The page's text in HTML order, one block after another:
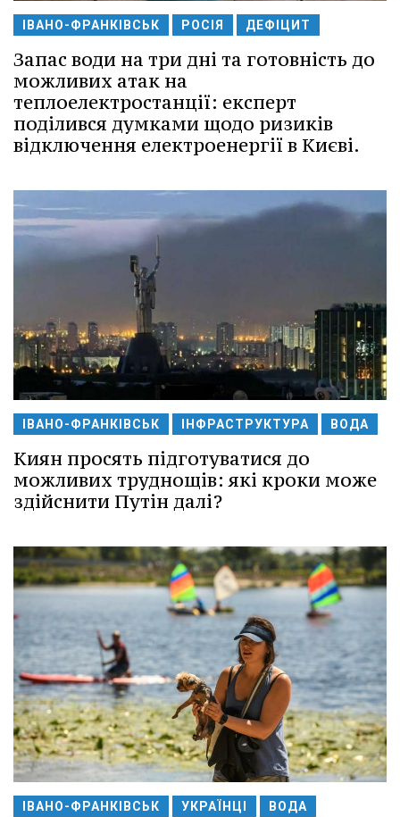
ІВАНО-ФРАНКІВСЬК РОСІЯ ДЕФІЦИТ
Запас води на три дні та готовність до
можливих атак на
теплоелектростанції: експерт
поділився думками щодо ризиків
відключення електроенергії в Києві.
ІВАНО-ФРАНКІВСЬК ІНФРАСТРУКТУРА ВОДА
Киян просять підготуватися до
можливих труднощів: які кроки може
здійснити Путін далі?
ІВАНО-ФРАНКІВСЬК УКРАЇНЦІ ВОДА